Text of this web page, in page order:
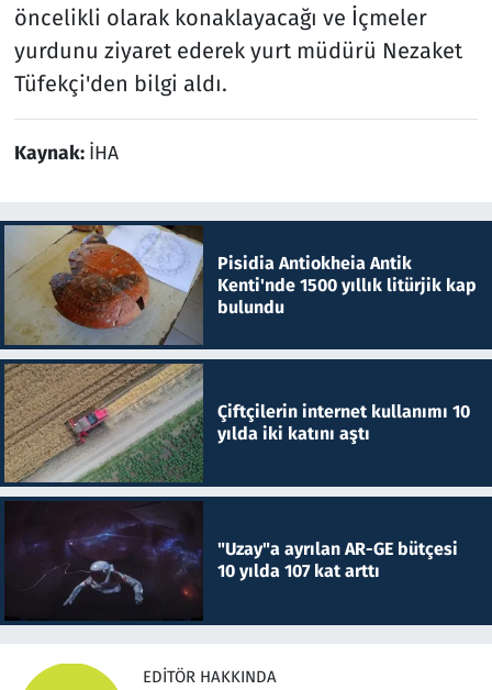
öncelikli olarak konaklayacağı ve İçmeler
yurdunu ziyaret ederek yurt müdürü Nezaket
Tüfekçi'den bilgi aldı.
Kaynak: İHA
Pisidia Antiokheia Antik
Kenti'nde 1500 yıllık litürjik kap
bulundu
Çiftçilerin internet kullanımı 10
yılda iki katını aştı
"Uzay"a ayrılan AR-GE bütçesi
10 yılda 107 kat arttı
EDITÖR HAKKINDA